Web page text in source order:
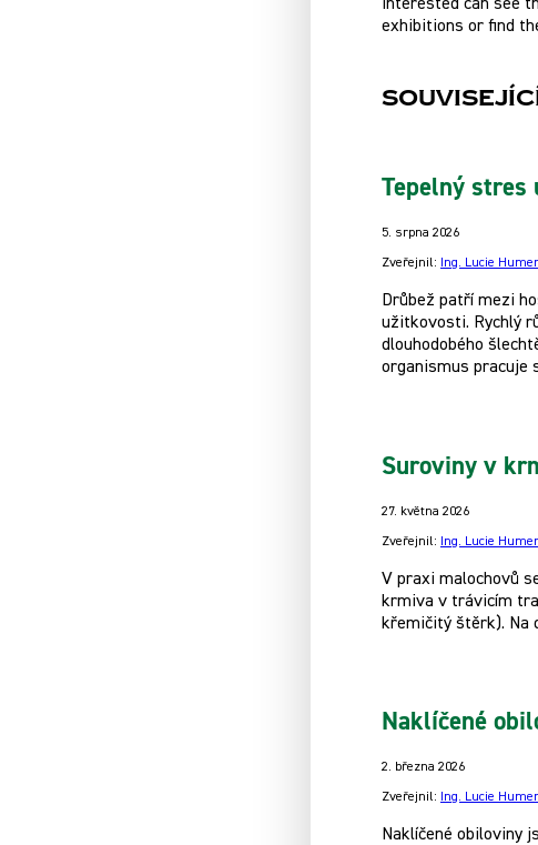
interested can see
exhibitions or find
Tepelný stres
5. srpna 2026
Zveřejnil: Ing. Lucie
Drůbež patří mezi
užitkovosti. Rychlý
dlouhodobého
organismus pracuje
Suroviny v
27. května 2026
Zveřejnil: Ing. Lucie
V praxi malochovů
krmiva v trávicím
křemičitý štěrk). Na
Naklíčené
2. března 2026
Zveřejnil: Ing. Lucie
Naklíčené obiloviny